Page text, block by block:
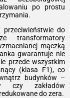
po prostu
przeciwieństwie do
transformatory
mączką
gwarantuje nie
przede wszystkim
(klasa F1), co
budynków –
czy zakładów
do zera.